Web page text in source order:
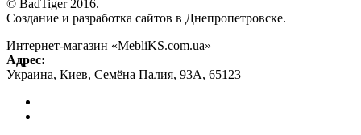
© BadTiger 2016.
Создание и разработка сайтов в Днепропетровске.
Интернет-магазин «MebliKS.com.ua»
Адрес:
Украина, Киев, Семёна Палия, 93А, 65123